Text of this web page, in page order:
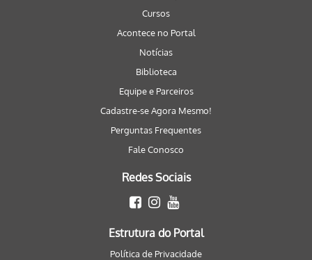
Cursos
Acontece no Portal
Notícias
Biblioteca
Equipe e Parceiros
Cadastre-se Agora Mesmo!
Perguntas Frequentes
Fale Conosco
Redes Sociais
Estrutura do Portal
Política de Privacidade